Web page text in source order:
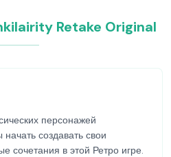
Retake Original
персонажей
создавать свои
сочетания в этой Ретро игре.